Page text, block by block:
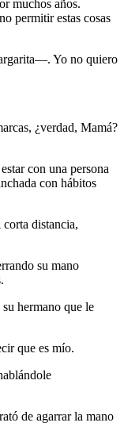
muchos años.
permitir estas cosas
Yo no quiero
¿verdad, Mamá?
con una persona
con hábitos
distancia,
su mano
hermano que le
que es mío.
de agarrar la mano